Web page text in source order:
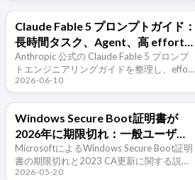
Claude Fable 5 プロンプトガイド：
長時間タスク、Agent、高 effort
への移行要点
Anthropic 公式の Claude Fable 5 プロンプ
トエンジニアリングガイドを整理し、effort
設定、長時間実行、進捗検証、境界設定、
2026-06-10
Windows Secure Boot証明書が
2026年に期限切れ：一般ユーザー
と管理者はどう更新すべきか
MicrosoftによるWindows Secure Boot証明
書の期限切れと2023 CA更新に関する説明
を整理する。2011年の証明書は2026年か
2026-05-20